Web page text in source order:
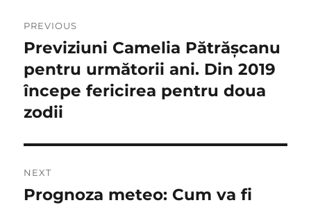
în
articole
PREVIOUS
Previous
post:
Previziuni Camelia Pătrășcanu
pentru următorii ani. Din 2019
începe fericirea pentru doua
zodii
NEXT
Next
Prognoza meteo: Cum va fi